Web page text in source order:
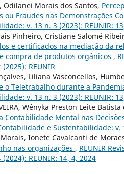
Odilanei Morais dos Santos,
ou Fraudes nas Demonstrações
v. 13 n. 3 (2023): REUNIR:
Pinheiro, Cristiane Salomé
e certificados na mediação da
compra de produtos orgânicos ,
REUNIR
Liliana Vasconcellos,
o Teletrabalho durante a
v. 13 n. 3 (2023): REUNIR:
Wênyka Preston Leite
Contabilidade Mental nas
e Sustentabilidade: v.
Ionete Cavalcanti de
nas organizações , REUNIR
REUNIR: 14, 4, 2024